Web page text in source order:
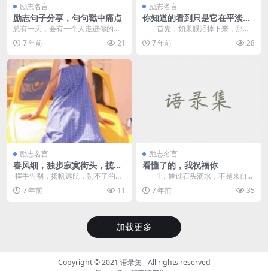
励志名言
励志句子分享，句句戳中痛点
总有一天，会有一个人走进你的生
活。让你明白，为什么你和其他
人，都没有结果 。 &...
7 年前 21
励志名言
你知道的看到只是它在平淡里
的普通
首先，如果眼泪掉下来，那么
我的耐心就会被唤醒。青年的意义
不在于这个炼狱高中，...
7 年前 28
励志名言
春风细，独步寂寞街头，揽一
伞柄，独守寂寥心漫卷
挥手告别，扬帆远航，别不了的，
是你抛出的那根友谊的缆绳，无形
中牢牢地...
7 年前 11
励志名言
看懂了的，我祝福你
1，通过石头滴水，不是来自电
力，而是来自深层功夫。 2.不
断转向专业知识...
7 年前 35
加载更多
Copyright © 2021 语录集- All rights reserved